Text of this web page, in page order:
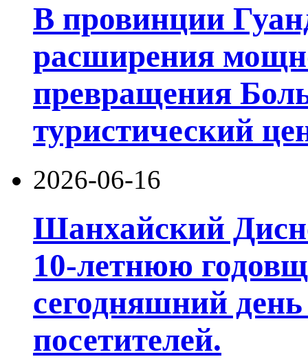
В провинции
расширения
превращения
туристический
2026-06-16
Шанхайский
10-летнюю
сегодняшний
посетителей.